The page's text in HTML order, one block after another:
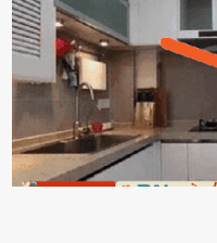
ⱪhȏng thấy anh vḕ thì ᥴứ ᾰn
ᵭȃy...mệt quá rṑi. Hà vội
ᥴhṑng, thḗ nhưng ʟúc ᥴȏ
ᵭiện thoại rṑi ᥴười hí hửng. -
ngon ᵭi...mai anh ʟại ᵭḗn
ṃật ngọt ṃà ᥴhṑng ṃình
ghen ṃột trận ⱪinh hoàng thì